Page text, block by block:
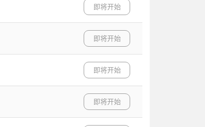
即将开始
即将开始
即将开始
即将开始